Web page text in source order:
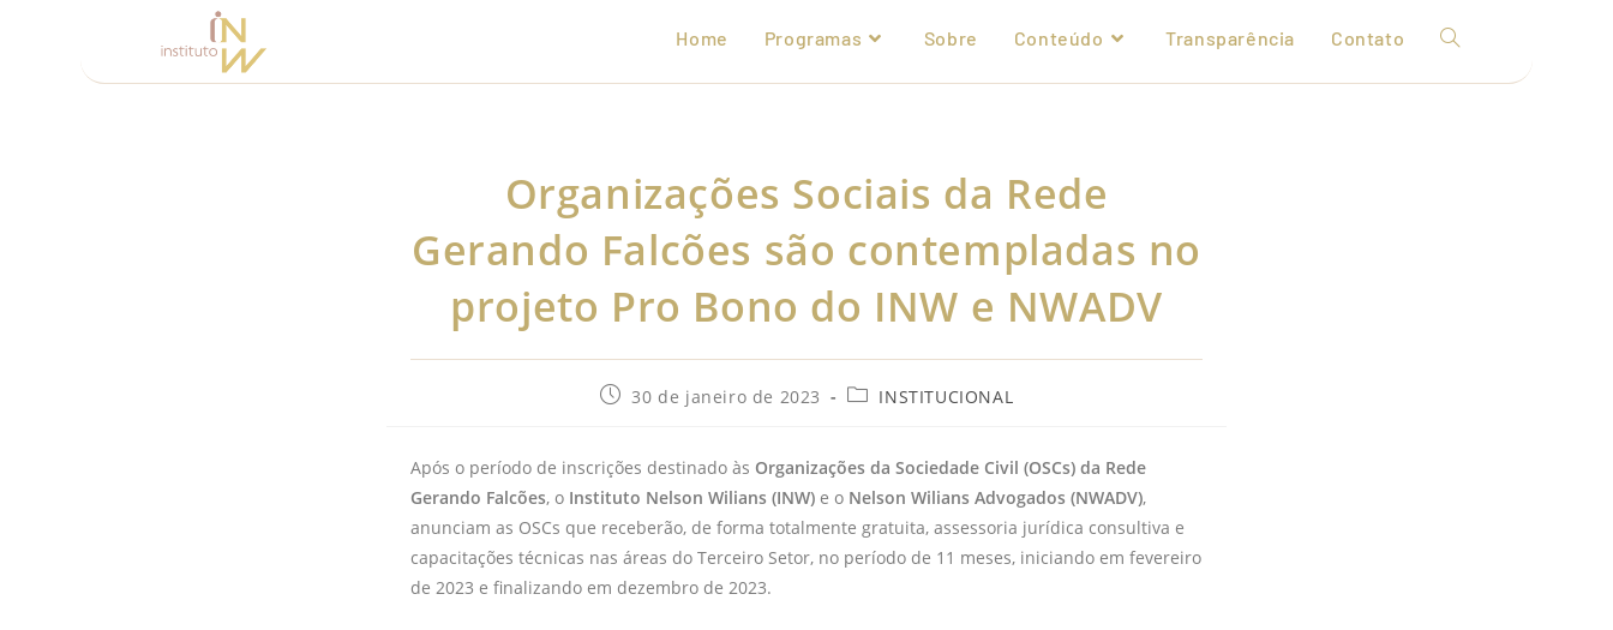
Home Programas Sobre Conteúdo Transparência Contato
Organizações Sociais da Rede
Gerando Falcões são contempladas no
projeto Pro Bono do INW e NWADV
30 de janeiro de 2023 INSTITUCIONAL
Após o período de inscrições destinado às Organizações da Sociedade Civil (OSCs) da Rede
Gerando Falcões, o Instituto Nelson Wilians (INW) e o Nelson Wilians Advogados (NWADV),
anunciam as OSCs que receberão, de forma totalmente gratuita, assessoria jurídica consultiva e
capacitações técnicas nas áreas do Terceiro Setor, no período de 11 meses, iniciando em fevereiro
de 2023 e finalizando em dezembro de 2023.